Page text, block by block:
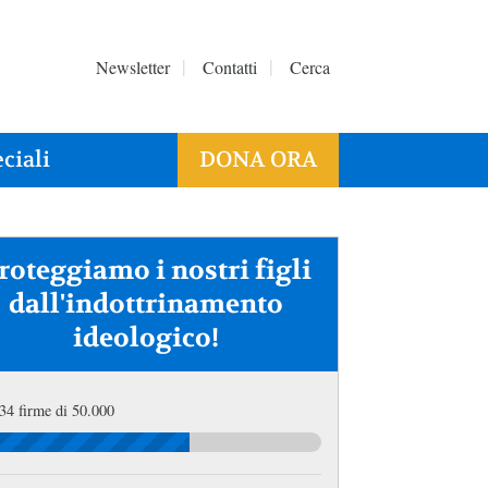
Newsletter Contatti Cerca
DONA ORA
i nostri figli
dall'indottrinamento
ideologico!
firme di 50.000